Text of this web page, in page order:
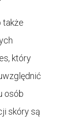
także
który
osób
skóry są